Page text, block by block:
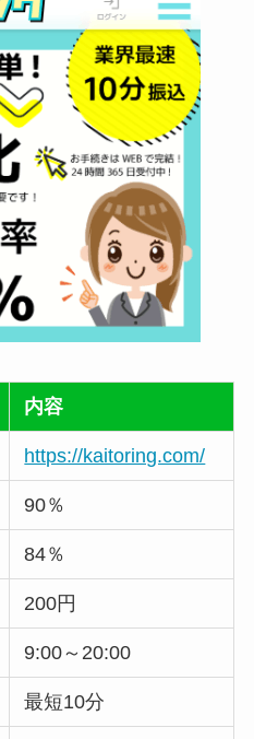
内容
https://kaitoring.com/
90％
84％
200円
9:00～20:00
最短10分